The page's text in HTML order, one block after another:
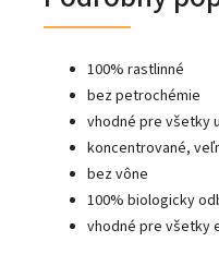
100% rastlinné
bez petrochémie
vhodné pre všetky
koncentrované,
bez vône
100% biologicky
vhodné pre všetky